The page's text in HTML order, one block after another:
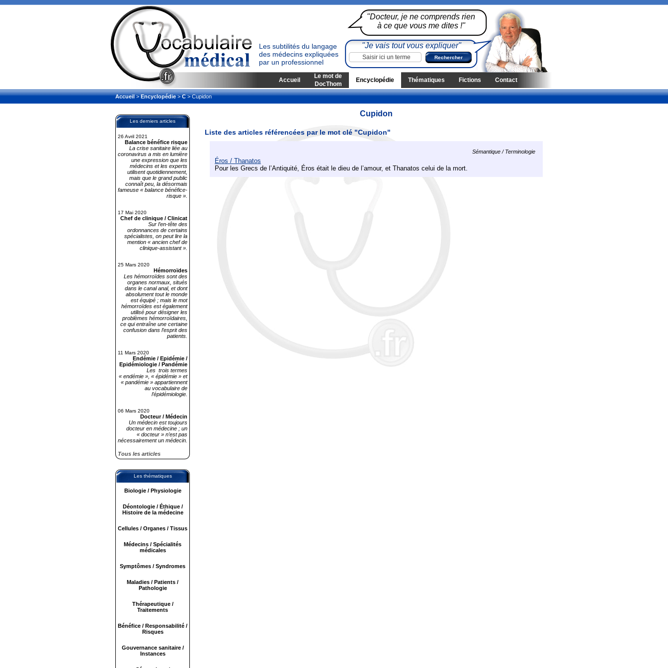
Les subtilités du langage
des médecins expliquées
par un professionnel
"Docteur, je ne comprends rien
à ce que vous me dites !"
"Je vais tout vous expliquer"
Accueil
Le mot de
DocThom
Encyclopédie Thématiques Fictions Contact
Accueil>Encyclopédie>C> Cupidon
Les derniers articles
26 Avril 2021
Balance bénéfice risque
La crise sanitaire liée au
coronavirus a mis en lumière
une expression que les
médecins et les experts
utilisent quotidiennement,
mais que le grand public
connaît peu, la désormais
fameuse « balance bénéfice-
risque ».
17 Mai 2020
Chef de clinique / Clinicat
Sur l’en-tête des
ordonnances de certains
spécialistes, on peut lire la
mention « ancien chef de
clinique-assistant ».
25 Mars 2020
Hémorroïdes
Les hémorroïdes sont des
organes normaux, situés
dans le canal anal, et dont
absolument tout le monde
est équipé ; mais le mot
hémorroïdes est également
utilisé pour désigner les
problèmes hémorroïdaires,
ce qui entraîne une certaine
confusion dans l’esprit des
patients.
11 Mars 2020
Endémie / Epidémie /
Epidémiologie / Pandémie
Les trois termes
« endémie », « épidémie » et
« pandémie » appartiennent
au vocabulaire de
l’épidémiologie.
06 Mars 2020
Docteur / Médecin
Un médecin est toujours
docteur en médecine ; un
« docteur » n’est pas
nécessairement un médecin.
Tous les articles
Les thématiques
Biologie / Physiologie
Déontologie / Éthique /
Histoire de la médecine
Cellules / Organes / Tissus
Médecins / Spécialités
médicales
Symptômes / Syndromes
Maladies / Patients /
Pathologie
Thérapeutique /
Traitements
Bénéfice / Responsabilité /
Risques
Gouvernance sanitaire /
Instances
Cupidon
Liste des articles référencées par le mot clé "Cupidon"
Sémantique / Terminologie
Éros / Thanatos
Pour les Grecs de l’Antiquité, Éros était le dieu de l’amour, et Thanatos celui de la mort.